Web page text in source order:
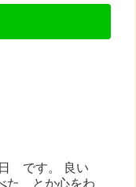
です。 良い
た とか心をわ